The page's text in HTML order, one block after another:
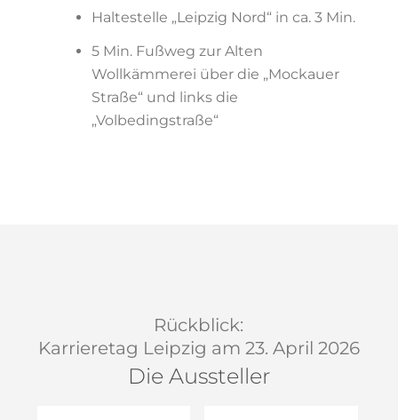
Haltestelle „Leipzig Nord“ in ca. 3 Min.
5 Min. Fußweg zur Alten
Wollkämmerei über die „Mockauer
Straße“ und links die
„Volbedingstraße“
Rückblick:
Karrieretag Leipzig am 23. April 2026
Die Aussteller